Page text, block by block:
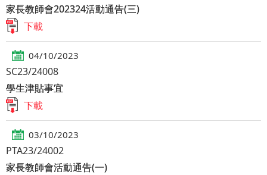
家長教師會202324活動通告(三)
下載
04/10/2023
SC23/24008
學生津貼事宜
下載
03/10/2023
PTA23/24002
家長教師會活動通告(一)